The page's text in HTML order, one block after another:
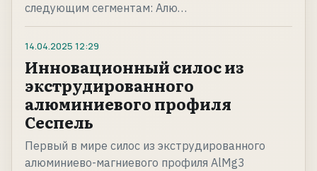
следующим сегментам: Алю…
14.04.2025 12:29
Инновационный силос из
экструдированного
алюминиевого профиля
Сеспель
Первый в мире силос из экструдированного
алюминиево-магниевого профиля AlMg3